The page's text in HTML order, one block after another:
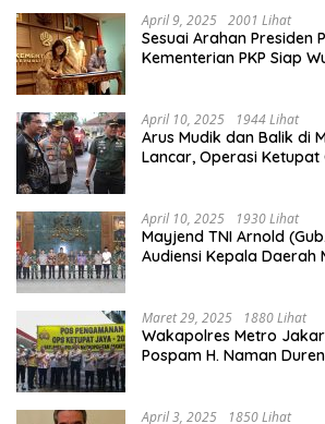
April 9, 2025 2001 Lihat
Sesuai Arahan Presiden
Kementerian PKP Siap
April 10, 2025 1944 Lihat
Arus Mudik dan Balik di
Lancar, Operasi
April 10, 2025 1930 Lihat
Mayjend TNI Arnold
Audiensi Kepala Daerah
Maret 29, 2025 1880 Lihat
Wakapolres Metro
Pospam H. Naman
April 3, 2025 1850 Lihat